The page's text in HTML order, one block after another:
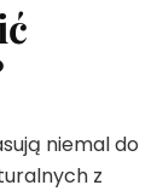
niemal do
z